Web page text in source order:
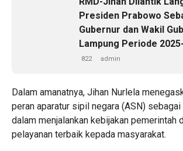
Presiden Prabowo
Gubernur dan Wakil
Lampung Periode
822 admin
Dalam amanatnya, Jihan Nurlela
peran aparatur sipil negara (ASN)
dalam menjalankan kebijakan pemerintah
pelayanan terbaik kepada masyarakat.